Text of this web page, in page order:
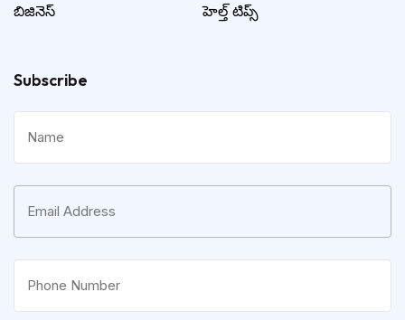
బిజినెస్ హెల్త్ టిప్స్
Subscribe